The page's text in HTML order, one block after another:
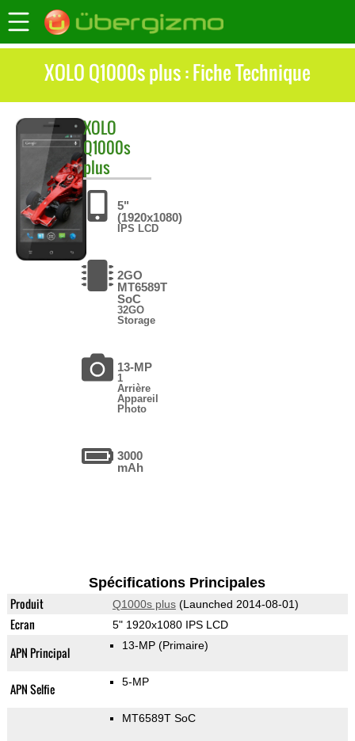
XOLO Q1000s plus : Fiche Technique
XOLO
Q1000s
plus
5"
(1920x1080)
IPS LCD
2GO
MT6589T
SoC
32GO
Storage
13-MP
1
Arrière
Appareil
Photo
3000
mAh
Spécifications Principales
Produit Q1000s plus(Launched 2014-08-01)
Ecran 5" 1920x1080 IPS LCD
APN Principal 13-MP (Primaire)
APN Selfie 5-MP
MT6589T SoC